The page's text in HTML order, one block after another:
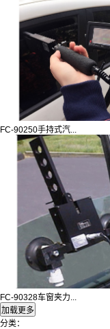
FC-90250手持式汽...
FC-90328车窗夹力...
分类：